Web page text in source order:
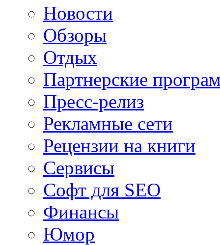
Новости
Обзоры
Отдых
Партнерские
Пресс-релиз
Рекламные сети
Рецензии на книги
Сервисы
Софт для SEO
Финансы
Юмор